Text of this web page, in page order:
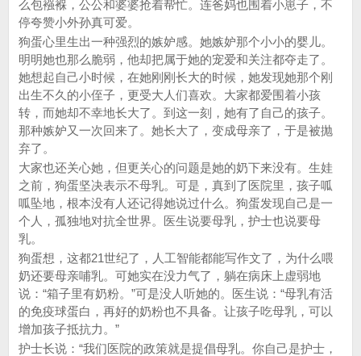
么包襁褓，公公和婆婆抢着帮忙。连爸妈也围着小崽子，不
停夸赞小外孙真可爱。
狗蛋心里生出一种强烈的嫉妒感。她嫉妒那个小小的婴儿。
明明她也那么脆弱，他却把属于她的宠爱和关注都夺走了。
她想起自己小时候，在她刚刚长大的时候，她发现她那个刚
出生不久的小侄子，更受大人们喜欢。大家都爱围着小孩
转，而她却不幸地长大了。到这一刻，她有了自己的孩子。
那种嫉妒又一次回来了。她长大了，变成母亲了，于是被抛
弃了。
大家也还关心她，但更关心的问题是她的奶下来没有。生娃
之前，狗蛋坚决表示不母乳。可是，真到了医院里，孩子呱
呱坠地，根本没有人还记得她说过什么。狗蛋发现自己是一
个人，孤独地对抗全世界。医生说要母乳，护士也说要母
乳。
狗蛋想，这都21世纪了，人工智能都能写作文了，为什么喂
奶还要母亲哺乳。可她实在没力气了，躺在病床上虚弱地
说：“箱子里有奶粉。”可是没人听她的。医生说：“母乳有活
的免疫球蛋白，再好的奶粉也不具备。让孩子吃母乳，可以
增加孩子抵抗力。”
护士长说：“我们医院的政策就是提倡母乳。你自己是护士，